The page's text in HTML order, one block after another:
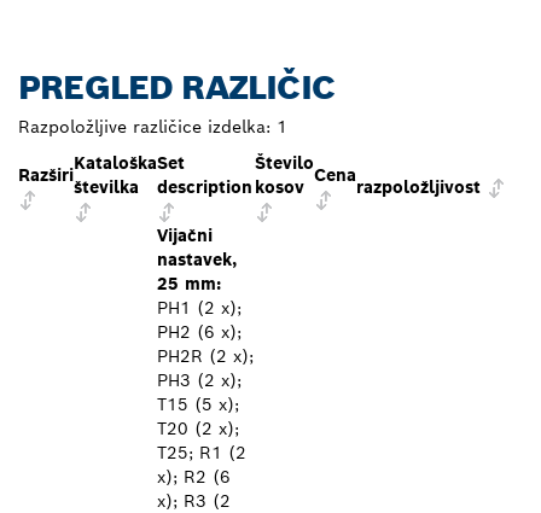
PREGLED RAZLIČIC
Razpoložljive različice izdelka: 1
Razširi
Kataloška
številka
Set
description
Število
kosov
Cena
razpoložljivost
Vijačni
nastavek,
25 mm:
PH1 (2 x);
PH2 (6 x);
PH2R (2 x);
PH3 (2 x);
T15 (5 x);
T20 (2 x);
T25; R1 (2
x); R2 (6
x); R3 (2